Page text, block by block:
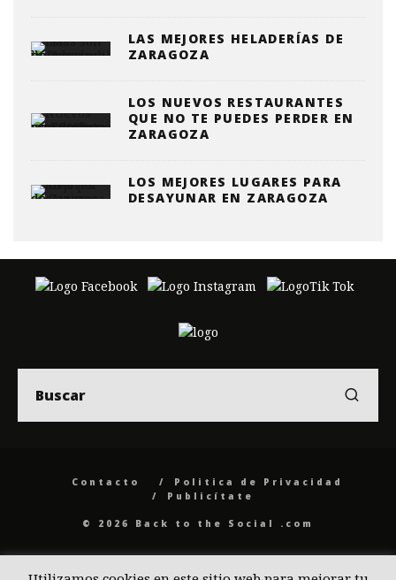
LAS MEJORES HELADERÍAS DE
ZARAGOZA
LOS NUEVOS RESTAURANTES
QUE NO TE PUEDES PERDER EN
ZARAGOZA
LOS MEJORES LUGARES PARA
DESAYUNAR EN ZARAGOZA
Contacto
Politica de Privacidad
Publicítate
© 2026 Back to the Social .com